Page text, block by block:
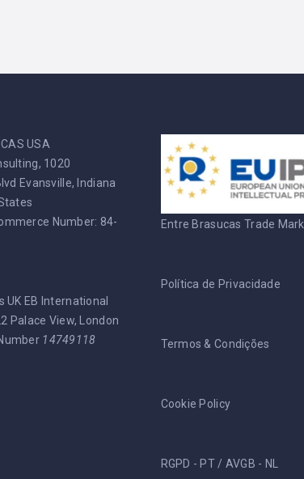
USA
1020
Evansville, Indiana
Number: 84-
UK EB International
Palace View, London
14749118
Entre Brasucas Trade Mark
Política de Privacidade
Termos & Condições
Cookie Policy
RGPD - PT / AVGB - NL